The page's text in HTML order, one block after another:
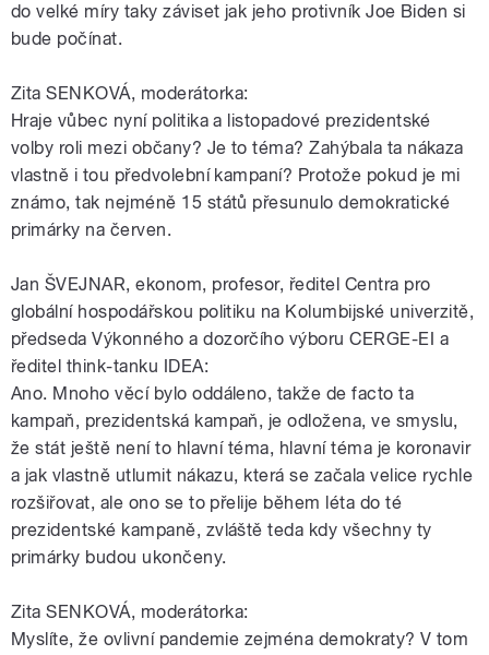
do velké míry taky záviset jak jeho protivník Joe Biden si
bude počínat.
Zita SENKOVÁ, moderátorka:
Hraje vůbec nyní politika a listopadové prezidentské
volby roli mezi občany? Je to téma? Zahýbala ta nákaza
vlastně i tou předvolební kampaní? Protože pokud je mi
známo, tak nejméně 15 států přesunulo demokratické
primárky na červen.
Jan ŠVEJNAR, ekonom, profesor, ředitel Centra pro
globální hospodářskou politiku na Kolumbijské univerzitě,
předseda Výkonného a dozorčího výboru CERGE-EI a
ředitel think-tanku IDEA:
Ano. Mnoho věcí bylo oddáleno, takže de facto ta
kampaň, prezidentská kampaň, je odložena, ve smyslu,
že stát ještě není to hlavní téma, hlavní téma je koronavir
a jak vlastně utlumit nákazu, která se začala velice rychle
rozšiřovat, ale ono se to přelije během léta do té
prezidentské kampaně, zvláště teda kdy všechny ty
primárky budou ukončeny.
Zita SENKOVÁ, moderátorka:
Myslíte, že ovlivní pandemie zejména demokraty? V tom